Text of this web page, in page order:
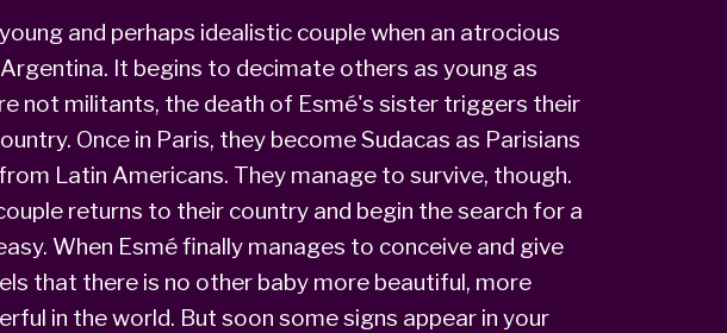
and perhaps idealistic couple when an atrocious
It begins to decimate others as young as
not militants, the death of Esmé's sister triggers their
Once in Paris, they become Sudacas as Parisians
Latin Americans. They manage to survive, though.
returns to their country and begin the search for a
When Esmé finally manages to conceive and give
that there is no other baby more beautiful, more
in the world. But soon some signs appear in your